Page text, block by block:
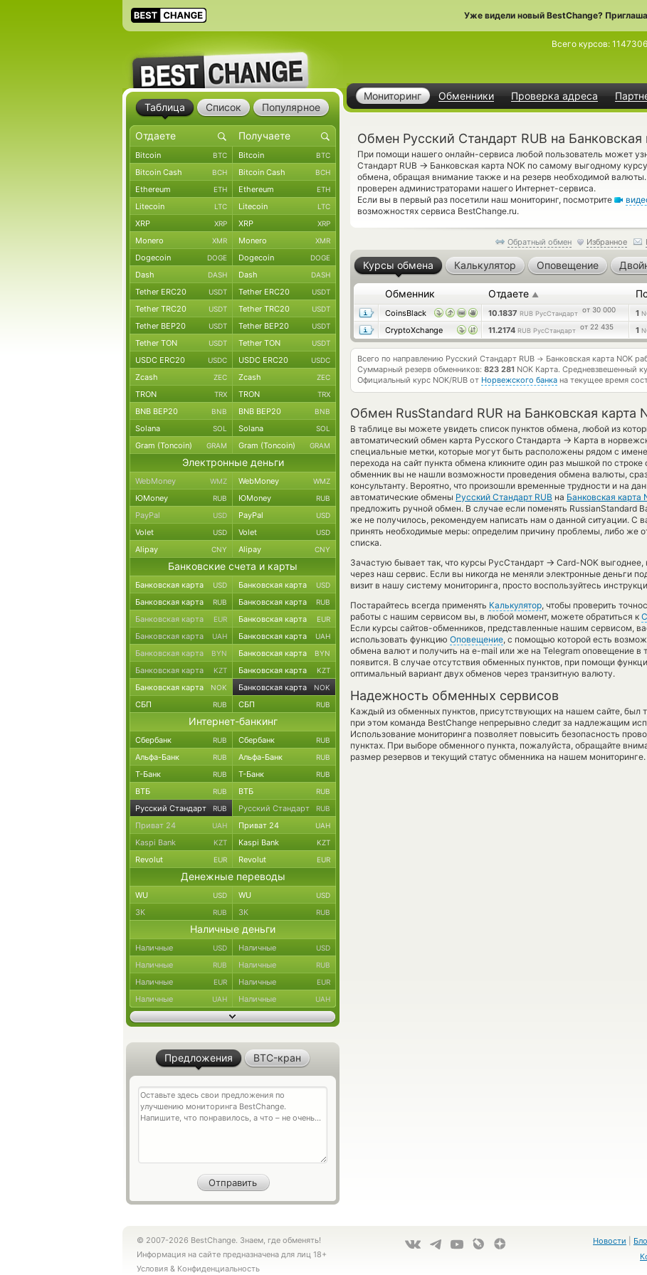
Уже видели новый BestChange?
Мониторинг Обменники Проверка адреса
Всего курсов: 1147306
Обмен Русский Стандарт RUB на Банковская
При помощи нашего онлайн-сервиса любой пользователь может
Стандарт RUB → Банковская карта NOK по самому выгодному
обмена, обращая внимание также и на резерв необходимой
проверен администраторами нашего Интернет-сервиса.
Если вы в первый раз посетили наш мониторинг, посмотрите
возможностях сервиса BestChange.ru.
Обратный обмен Избранное
Курсы обмена Калькулятор Оповещение
Обменник Отдаете ▲
CoinsBlack 10.1837 RUB РусСтандарт от 30 000 1
CryptoXchange
11.2174 RUB РусСтандарт от 22 435 1
Всего по направлению Русский Стандарт RUB → Банковская карта NOK
Суммарный резерв обменников: 823 281 NOK Карта. Средневзвешенный
Официальный курс NOK/RUB от Норвежского банка на текущее время
Обмен RusStandard RUR на Банковская карта
В таблице вы можете увидеть список пунктов обмена, любой из
автоматический обмен карта Русского Стандарта → Карта в
специальные метки, которые могут быть расположены рядом с
перехода на сайт пункта обмена кликните один раз мышкой по
обменник вы не нашли возможности проведения обмена валюты,
консультанту. Вероятно, что произошли временные трудности и на
автоматические обмены Русский Стандарт RUB на Банковская карта
предложить ручной обмен. В случае если поменять RussianStandard
же не получилось, рекомендуем написать нам о данной ситуации.
принять необходимые меры: определим причину проблемы, либо же
списка.
Зачастую бывает так, что курсы РусСтандарт → Card-NOK выгоднее,
через наш сервис. Если вы никогда не меняли электронные деньги
визит в нашу систему мониторинга, просто воспользуйтесь
Постарайтесь всегда применять Калькулятор, чтобы проверить
работы с нашим сервисом вы, в любой момент, можете обратиться к
Если курсы сайтов-обменников, представленные нашим сервисом,
использовать функцию Оповещение, с помощью которой есть
обмена валют и получить на e-mail или же на Telegram оповещение в
появится. В случае отсутствия обменных пунктов, при помощи
оптимальный вариант двух обменов через транзитную валюту.
Надежность обменных сервисов
Каждый из обменных пунктов, присутствующих на нашем сайте, был
при этом команда BestChange непрерывно следит за надлежащим
Использование мониторинга позволяет повысить безопасность
пунктах. При выборе обменного пункта, пожалуйста, обращайте
размер резервов и текущий статус обменника на нашем мониторинге.
Таблица Список Популярное
Bitcoin BTC Bitcoin BTC
Bitcoin Cash BCH Bitcoin Cash BCH
Ethereum ETH Ethereum ETH
Litecoin LTC Litecoin LTC
XRP XRP XRP XRP
Monero XMR Monero XMR
Dogecoin DOGE Dogecoin DOGE
Dash DASH Dash DASH
Tether ERC20 USDT Tether ERC20 USDT
Tether TRC20 USDT Tether TRC20 USDT
Tether BEP20 USDT Tether BEP20 USDT
Tether TON USDT Tether TON USDT
USDC ERC20 USDC USDC ERC20 USDC
Zcash ZEC Zcash ZEC
TRON TRX TRON TRX
BNB BEP20 BNB BNB BEP20 BNB
Solana SOL Solana SOL
Gram (Toncoin) GRAM Gram (Toncoin) GRAM
Электронные деньги
WebMoney WMZ WebMoney WMZ
ЮMoney RUB ЮMoney RUB
PayPal USD PayPal USD
Volet USD Volet USD
Alipay CNY Alipay CNY
Банковские счета и карты
Банковская карта USD Банковская карта USD
Банковская карта RUB Банковская карта RUB
Банковская карта EUR Банковская карта EUR
Банковская карта UAH Банковская карта UAH
Банковская карта BYN Банковская карта BYN
Банковская карта KZT Банковская карта KZT
Банковская карта NOK Банковская карта NOK
СБП RUB СБП RUB
Интернет-банкинг
Сбербанк RUB Сбербанк RUB
Альфа-Банк RUB Альфа-Банк RUB
Т-Банк RUB Т-Банк RUB
ВТБ RUB ВТБ RUB
Русский Стандарт RUB Русский Стандарт RUB
Приват 24 UAH Приват 24 UAH
Kaspi Bank KZT Kaspi Bank KZT
Revolut EUR Revolut EUR
Денежные переводы
WU USD WU USD
ЗК RUB ЗК RUB
Наличные деньги
Наличные USD Наличные USD
Наличные RUB Наличные RUB
Наличные EUR Наличные EUR
Наличные UAH Наличные UAH
Предложения BTC-кран
© 2007-2026 BestChange. Знаем, где обменять!
Информация на сайте предназначена для лиц 18+
Условия & Конфиденциальность
Новости